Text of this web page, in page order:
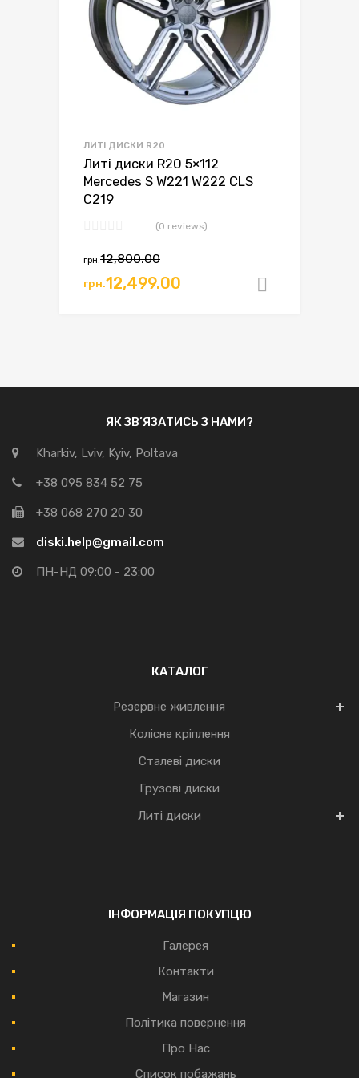
ЛИТІ ДИСКИ R20
Литі диски R20 5×112
Mercedes S W221 W222 CLS
C219
(0 reviews)
грн.12,800.00
Оригінальна
грн.12,499.00
ЯК ЗВ’ЯЗАТИСЬ З НАМИ?
Kharkiv, Lviv, Kyiv, Poltava
+38 095 834 52 75
+38 068 270 20 30
diski.help@gmail.com
ПН-НД 09:00 - 23:00
КАТАЛОГ
Резервне живлення
Колісне кріплення
Сталеві диски
Грузові диски
Литі диски
ІНФОРМАЦІЯ ПОКУПЦЮ
Галерея
Контакти
Магазин
Політика повернення
Про Нас
Список побажань